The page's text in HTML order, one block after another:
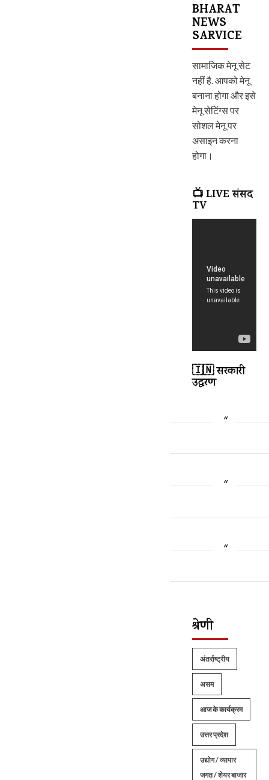
BHARAT
NEWS
SARVICE
सामाजिक मेनू सेट
नहीं है. आपको मेनू
बनाना होगा और इसे
मेनू सेटिंग्स पर
सोशल मेनू पर
असाइन करना
होगा।
📺 LIVE संसद
TV
🇮🇳 सरकारी
उद्धरण
श्रेणी
अंतर्राष्ट्रीय
असम
आज के कार्यक्रम
उत्तर प्रदेश
उद्योग / व्यापार
जगत / शेयर बाजार